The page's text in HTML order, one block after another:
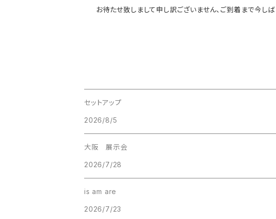
お待たせ致しまして申し訳ございません、ご到着まで今しば
セットアップ
2026/8/5
大阪 展示会
2026/7/28
is am are
2026/7/23